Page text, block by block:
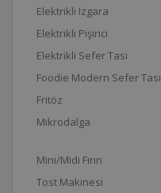
Elektrikli Izgara
Elektrikli Pişirici
Elektrikli Sefer Tası
Foodie Modern Sefer Tası
Fritöz
Mikrodalga
Mini/Midi Fırın
Tost Makinesi